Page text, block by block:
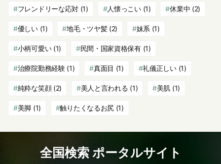
フレンドリーな応対 (1) 人懐っこい(1) 休業中 (2)
優しい(1) 地毛・ツヤ髪(2) 妹系 (1)
小柄可愛い(1) 民間・国家資格保有(1)
治療院勤務経験(1) 真面目 (1) 礼儀正しい(1)
純粋な笑顔(2) 美人と言われる (1) 美肌 (1)
美脚 (1) 触りたくなるお尻 (1)
全国検索 ポータルサイト